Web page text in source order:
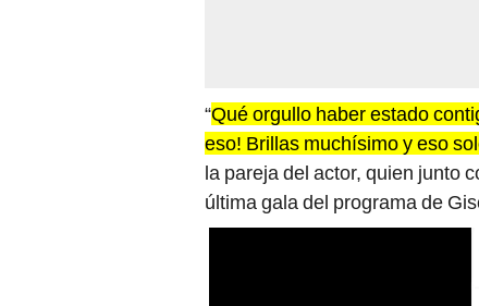
“Qué orgullo haber estado
eso! Brillas muchísimo y eso
la pareja del actor, quien junto
última gala del programa de